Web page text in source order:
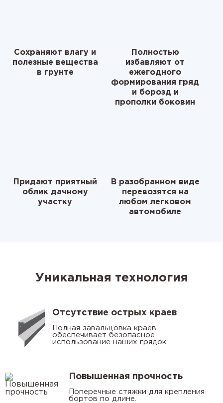
Сохраняют влагу и
полезные вещества
в грунте
Полностью
избавляют от
ежегодного
формирования гряд
и борозд и
прополки боковин
Придают приятный
облик дачному
участку
В разобранном виде
перевозятся на
любом легковом
автомобиле
Уникальная технология
Отсутствие острых краев
Полная завальцовка краев
обеспечивает безопасное
использование наших грядок
Повышенная прочность
Поперечные стяжки для крепления
бортов по длине.